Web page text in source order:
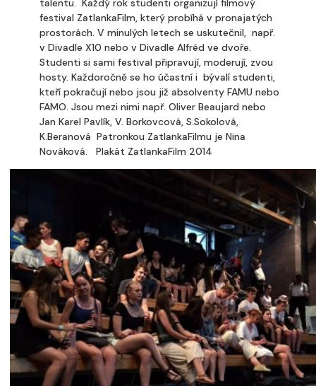
festival ZatlankaFilm, který probíhá v pronajatých
prostorách. V minulých letech se uskutečnil, např.
v Divadle X10 nebo v Divadle Alfréd ve dvoře.
Studenti si sami festival připravují, moderují, zvou
hosty. Každoročně se ho účastní i bývalí studenti,
kteří pokračují nebo jsou již absolventy FAMU nebo
FAMO. Jsou mezi nimi např. Oliver Beaujard nebo
Jan Karel Pavlík, V. Borkovcová, S.Sokolová,
K.Beranová Patronkou ZatlankaFilmu je Nina
Nováková. Plakát ZatlankaFilm 2014